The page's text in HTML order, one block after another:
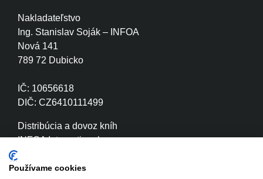
Nakladateľstvo
Ing. Stanislav Soják – INFOA
Nová 141
789 72 Dubicko
IČ: 10656618
DIČ: CZ6410111499
Distribúcia a dovoz kníh
INFOA International s.r.o.
789 72 Dubicko
Používame cookies